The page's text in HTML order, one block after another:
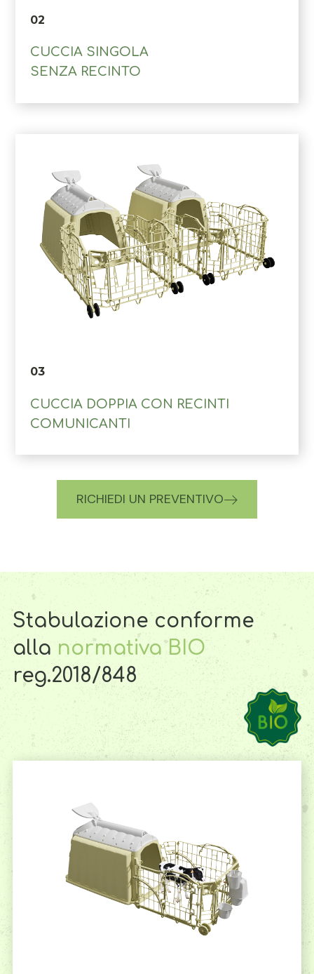
02
CUCCIA SINGOLA
SENZA RECINTO
03
CUCCIA DOPPIA CON RECINTI
COMUNICANTI
RICHIEDI UN PREVENTIVO
Stabulazione conforme
alla normativa BIO
reg.2018/848